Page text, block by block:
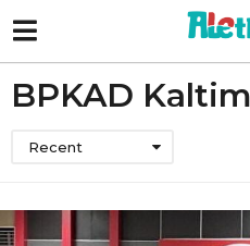
BPKAD Kaltim
Recent